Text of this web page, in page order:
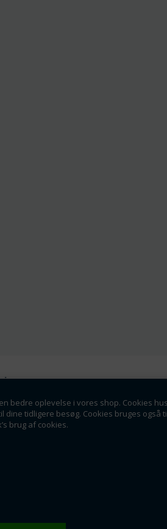
bedre oplevelse i vores shop. Cookies
tidligere besøg. Cookies bruges
brug af cookies.
Tilmeld dig